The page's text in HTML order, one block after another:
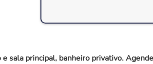
sala principal, banheiro privativo.